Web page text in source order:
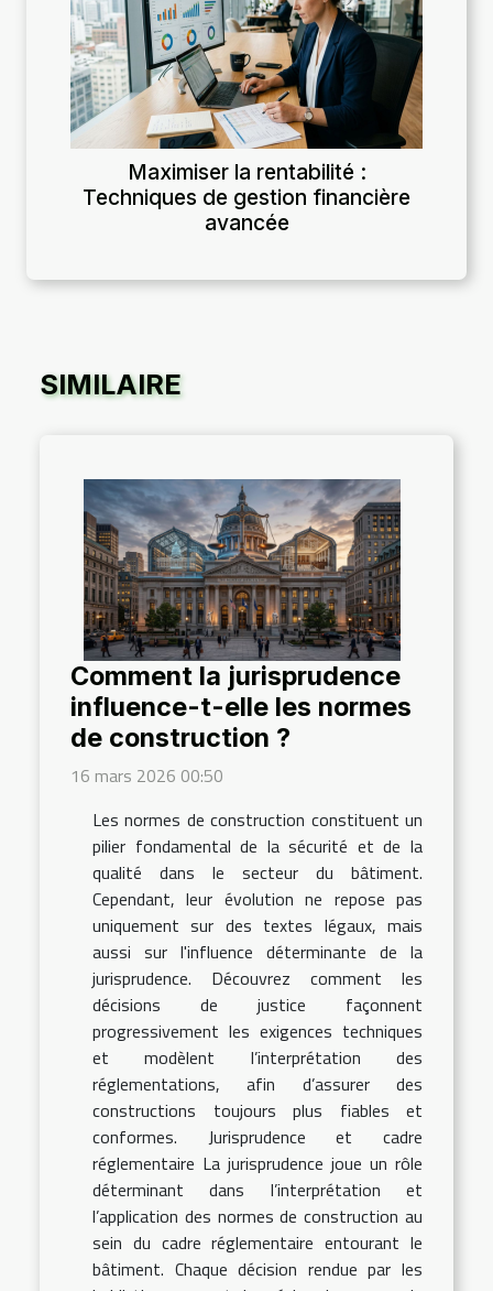
Maximiser la rentabilité :
Techniques de gestion financière
avancée
SIMILAIRE
Comment la jurisprudence
influence-t-elle les normes
de construction ?
16 mars 2026 00:50
Les normes de construction constituent un
pilier fondamental de la sécurité et de la
qualité dans le secteur du bâtiment.
Cependant, leur évolution ne repose pas
uniquement sur des textes légaux, mais
aussi sur l'influence déterminante de la
jurisprudence. Découvrez comment les
décisions de justice façonnent
progressivement les exigences techniques
et modèlent l’interprétation des
réglementations, afin d’assurer des
constructions toujours plus fiables et
conformes. Jurisprudence et cadre
réglementaire La jurisprudence joue un rôle
déterminant dans l’interprétation et
l’application des normes de construction au
sein du cadre réglementaire entourant le
bâtiment. Chaque décision rendue par les